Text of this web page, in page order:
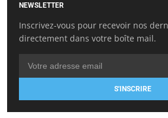
NEWSLETTER
Inscrivez-vous pour recevoir nos
directement dans votre boîte mail.
S'INSCRIRE